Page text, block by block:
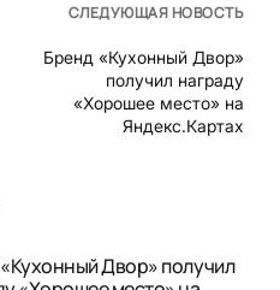
СЛЕДУЮЩАЯ НОВОСТЬ
Бренд «Кухонный Двор»
получил награду
«Хорошее место» на
Яндекс.Картах
Двор» получил